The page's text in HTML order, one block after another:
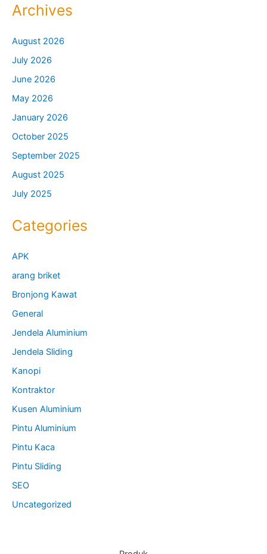
Archives
August 2026
July 2026
June 2026
May 2026
January 2026
October 2025
September 2025
August 2025
July 2025
Categories
APK
arang briket
Bronjong Kawat
General
Jendela Aluminium
Jendela Sliding
Kanopi
Kontraktor
Kusen Aluminium
Pintu Aluminium
Pintu Kaca
Pintu Sliding
SEO
Uncategorized